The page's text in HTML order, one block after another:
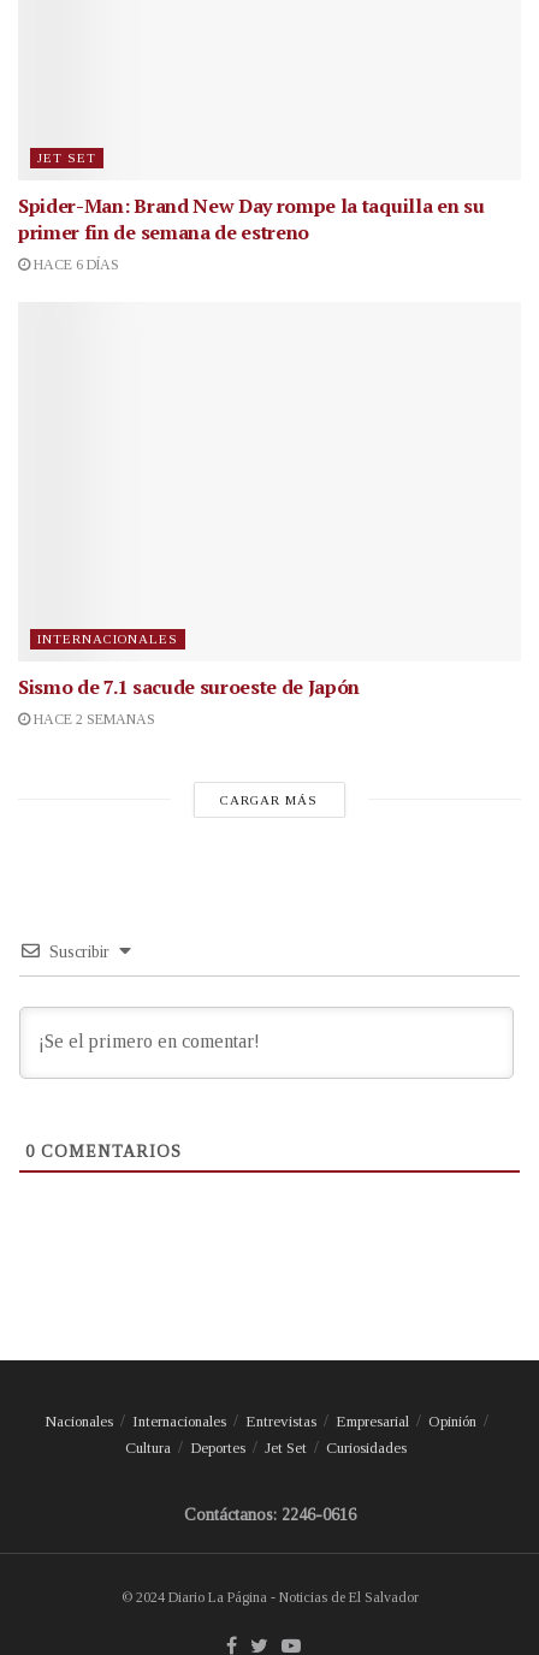
JET SET
Spider-Man: Brand New Day rompe la taquilla en su
primer fin de semana de estreno
HACE 6 DÍAS
INTERNACIONALES
Sismo de 7.1 sacude suroeste de Japón
HACE 2 SEMANAS
CARGAR MÁS
Suscribir
0 COMENTARIOS
Nacionales Internacionales Entrevistas Empresarial
Opinión
Cultura
Deportes Jet Set Curiosidades
Contáctanos: 2246-0616
© 2024 Diario La Página - Noticias de El Salvador